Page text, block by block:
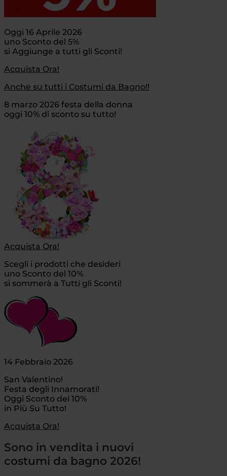
Oggi 16 Aprile 2026
uno Sconto del 5%
si Aggiunge a tutti gli Sconti!
Acquista Ora!
Anche su tutti i Costumi da Bagno!!
8 marzo 2026 festa della donna
oggi 10% di sconto su tutto!
Acquista Ora!
Scegli i prodotti che desideri
uno Sconto del 10%
si sommerà a Tutti gli Sconti!
14 Febbraio 2026
San Valentino!
Festa degli Innamorati!
Oggi Sconto del 10%
in Più Su Tutto!
Acquista Ora!
Sono in vendita i nuovi
costumi da bagno 2026!